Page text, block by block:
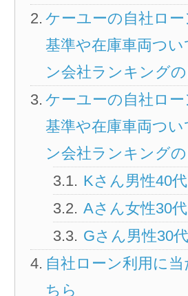
ケーユーの自社ロ
基準や在庫車両つ
ン会社ランキング
ケーユーの自社ロ
基準や在庫車両つ
ン会社ランキング
Kさん男性40代
Aさん女性30代
Gさん男性30代
自社ローン利用に
ちら